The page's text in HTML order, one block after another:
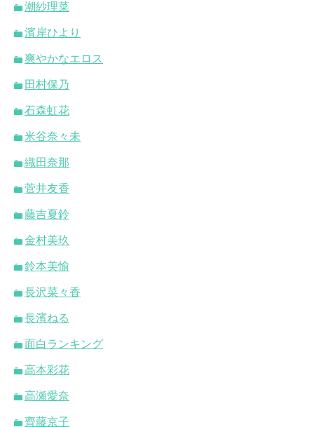
潮紗理菜
濱岸ひより
爽やかなエロス
田村保乃
石森虹花
米谷奈々未
織田奈那
菅井友香
藤吉夏鈴
金村美玖
鈴本美愉
長沢菜々香
長濱ねる
面白ランキング
高本彩花
高瀬愛奈
齊藤京子